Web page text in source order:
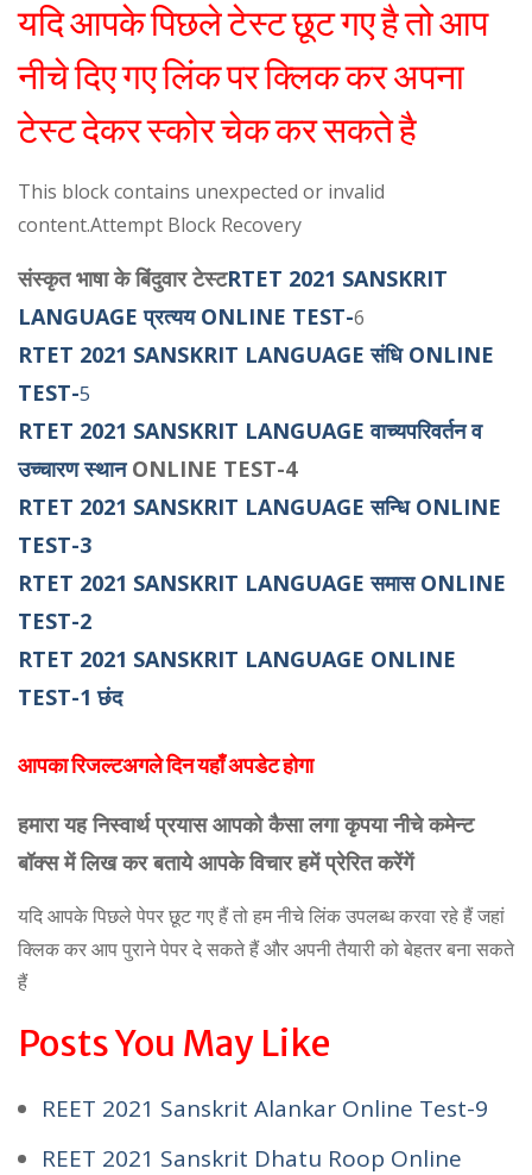
यदि आपके पिछले टेस्ट छूट गए है तो आप
नीचे दिए गए लिंक पर क्लिक कर अपना
टेस्ट देकर स्कोर चेक कर सकते है
This block contains unexpected or invalid
content.Attempt Block Recovery
संस्कृत भाषा के बिंदुवार टेस्टRTET 2021 SANSKRIT
LANGUAGE प्रत्यय ONLINE TEST-6
RTET 2021 SANSKRIT LANGUAGE संधि ONLINE
TEST-5
RTET 2021 SANSKRIT LANGUAGEवाच्यपरिवर्तन व
उच्चारण स्थानONLINE TEST-4
RTET 2021 SANSKRIT LANGUAGE सन्धि ONLINE
TEST-3
RTET 2021 SANSKRIT LANGUAGE समास ONLINE
TEST-2
RTET 2021 SANSKRIT LANGUAGE ONLINE
TEST-1 छंद
आपका रिजल्टअगले दिन यहाँ अपडेट होगा
हमारा यह निस्वार्थ प्रयास आपको कैसा लगा कृपया नीचे कमेन्ट
बॉक्स में लिख कर बताये आपके विचार हमें प्रेरित करेंगें
यदि आपके पिछले पेपर छूट गए हैं तो हम नीचे लिंक उपलब्ध करवा रहे हैं जहां
क्लिक कर आप पुराने पेपर दे सकते हैं और अपनी तैयारी को बेहतर बना सकते
हैं
Posts You May Like
REET 2021 Sanskrit Alankar Online Test-9
REET 2021 Sanskrit Dhatu Roop Online